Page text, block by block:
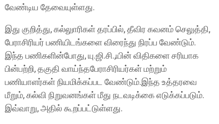
வேண்டிய தேவையுள்ளது.
இது குறித்து, கல்லுாரிகள் தரப்பில், தீவிர கவனம் செலுத்தி,
பேராசிரியர் பணியிடங்களை விரைந்து நிரப்ப வேண்டும்.
இந்த பணிகளின்போது, யு.ஜி.சி.,யின் விதிகளை சரியாக
பின்பற்றி, தகுதி வாய்ந்தபேராசிரியர்கள் மற்றும்
பணியாளர்கள் நியமிக்கப்பட வேண்டும்.இந்த உத்தரவை
மீறும், கல்வி நிறுவனங்கள் மீது நடவடிக்கை எடுக்கப்படும்.
இவ்வாறு, அதில் கூறப்பட்டுள்ளது.